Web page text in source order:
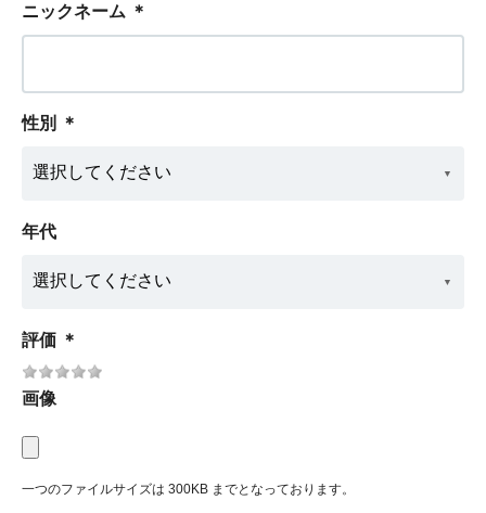
ニックネーム ＊
性別 ＊
年代
評価 ＊
画像
一つのファイルサイズは 300KB までとなっております。